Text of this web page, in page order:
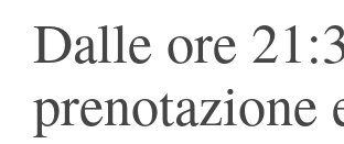
Dalle ore